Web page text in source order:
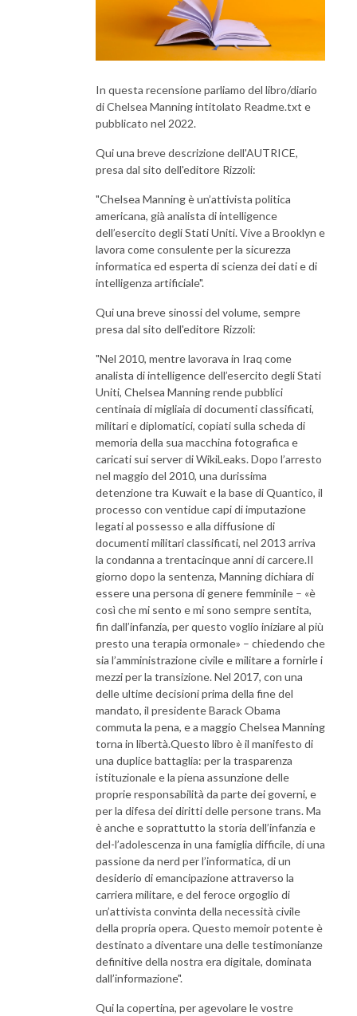
In questa recensione parliamo del libro/diario
di Chelsea Manning intitolato Readme.txt e
pubblicato nel 2022.
Qui una breve descrizione dell'AUTRICE,
presa dal sito dell'editore Rizzoli:
"Chelsea Manning è un’attivista politica
americana, già analista di intelligence
dell’esercito degli Stati Uniti. Vive a Brooklyn e
lavora come consulente per la sicurezza
informatica ed esperta di scienza dei dati e di
intelligenza artificiale".
Qui una breve sinossi del volume, sempre
presa dal sito dell'editore Rizzoli:
"Nel 2010, mentre lavorava in Iraq come
analista di intelligence dell’esercito degli Stati
Uniti, Chelsea Manning rende pubblici
centinaia di migliaia di documenti classificati,
militari e diplomatici, copiati sulla scheda di
memoria della sua macchina fotografica e
caricati sui server di WikiLeaks. Dopo l’arresto
nel maggio del 2010, una durissima
detenzione tra Kuwait e la base di Quantico, il
processo con ventidue capi di imputazione
legati al possesso e alla diffusione di
documenti militari classificati, nel 2013 arriva
la condanna a trentacinque anni di carcere.Il
giorno dopo la sentenza, Manning dichiara di
essere una persona di genere femminile – «è
così che mi sento e mi sono sempre sentita,
fin dall’infanzia, per questo voglio iniziare al più
presto una terapia ormonale» – chiedendo che
sia l’amministrazione civile e militare a fornirle i
mezzi per la transizione. Nel 2017, con una
delle ultime decisioni prima della fine del
mandato, il presidente Barack Obama
commuta la pena, e a maggio Chelsea Manning
torna in libertà.Questo libro è il manifesto di
una duplice battaglia: per la trasparenza
istituzionale e la piena assunzione delle
proprie responsabilità da parte dei governi, e
per la difesa dei diritti delle persone trans. Ma
è anche e soprattutto la storia dell’infanzia e
del-l’adolescenza in una famiglia difficile, di una
passione da nerd per l’informatica, di un
desiderio di emancipazione attraverso la
carriera militare, e del feroce orgoglio di
un’attivista convinta della necessità civile
della propria opera. Questo memoir potente è
destinato a diventare una delle testimonianze
definitive della nostra era digitale, dominata
dall’informazione".
Qui la copertina, per agevolare le vostre